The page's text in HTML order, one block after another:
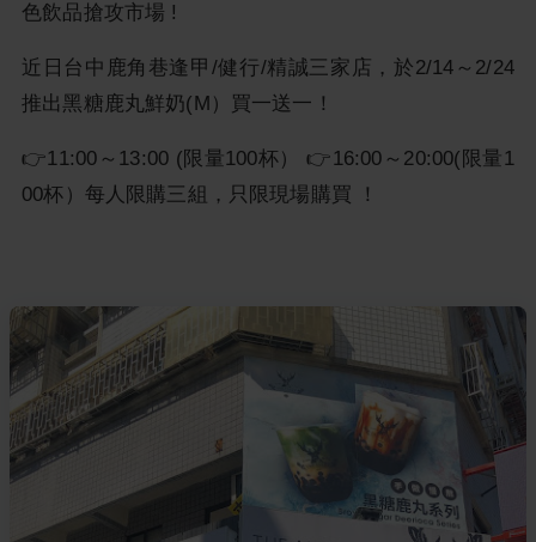
色飲品搶攻市場 !
近日台中鹿角巷逢甲/健行/精誠三家店，於2/14～2/24
推出黑糖鹿丸鮮奶(M）買一送一！
👉11:00～13:00 (限量100杯） 👉16:00～20:00(限量1
00杯）每人限購三組，只限現場購買 ！